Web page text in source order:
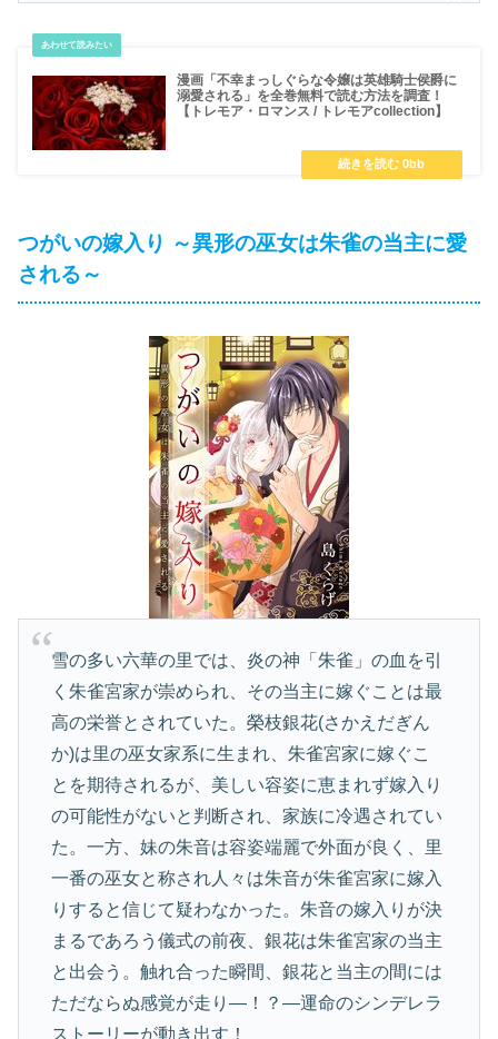
漫画「不幸まっしぐらな令嬢は英雄騎士侯爵に
溺愛される」を全巻無料で読む方法を調査！
【トレモア・ロマンス / トレモアcollection】
つがいの嫁入り ～異形の巫女は朱雀の当主に愛
される～
雪の多い六華の里では、炎の神「朱雀」の血を引
く朱雀宮家が崇められ、その当主に嫁ぐことは最
高の栄誉とされていた。榮枝銀花(さかえだぎん
か)は里の巫女家系に生まれ、朱雀宮家に嫁ぐこ
とを期待されるが、美しい容姿に恵まれず嫁入り
の可能性がないと判断され、家族に冷遇されてい
た。一方、妹の朱音は容姿端麗で外面が良く、里
一番の巫女と称され人々は朱音が朱雀宮家に嫁入
りすると信じて疑わなかった。朱音の嫁入りが決
まるであろう儀式の前夜、銀花は朱雀宮家の当主
と出会う。触れ合った瞬間、銀花と当主の間には
ただならぬ感覚が走り―！？―運命のシンデレラ
ストーリーが動き出す！